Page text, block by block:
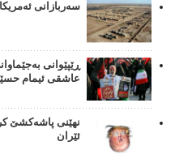
سەربازانی
ڕێپێوانی
عاشقی ئیمام
نهێنی پاشەکشێ
ئێران